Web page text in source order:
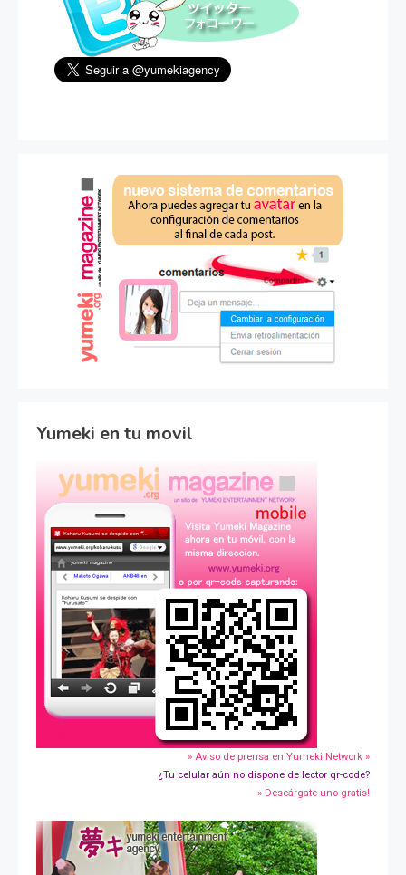
Yumeki en tu movil
» Aviso de prensa en Yumeki Network »
¿Tu celular aún no dispone de lector qr-code?
» Descárgate uno gratis!